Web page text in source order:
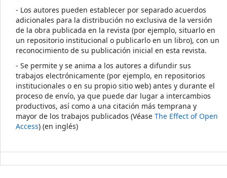
- Los autores pueden establecer por separado acuerdos
adicionales para la distribución no exclusiva de la versión
de la obra publicada en la revista (por ejemplo, situarlo en
un repositorio institucional o publicarlo en un libro), con un
reconocimiento de su publicación inicial en esta revista.
- Se permite y se anima a los autores a difundir sus
trabajos electrónicamente (por ejemplo, en repositorios
institucionales o en su propio sitio web) antes y durante el
proceso de envío, ya que puede dar lugar a intercambios
productivos, así como a una citación más temprana y
mayor de los trabajos publicados (Véase The Effect of Open
Access) (en inglés)